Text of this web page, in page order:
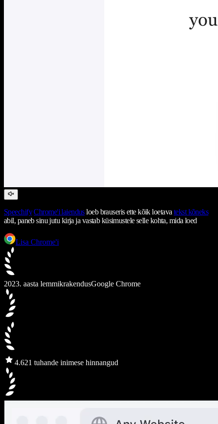
Speechify Chrome'i laiendusloeb brauseris ette kõik loetava tekst kõneks
abil, paneb sinu jutu kirja ja vastab küsimustele selle kohta, mida loed
Lisa Chrome'i
2023. aasta lemmikrakendusGoogle Chrome
4.621 tuhande inimese hinnangud